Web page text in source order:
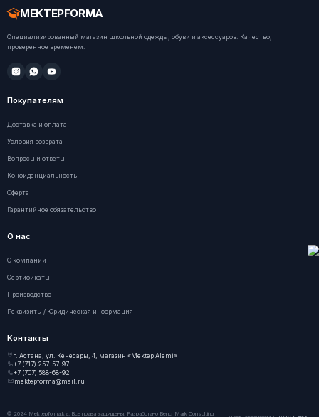
MEKTEPFORMA
Специализированный магазин школьной одежды, обуви и аксессуаров. Качество,
проверенное временем.
Покупателям
Доставка и оплата
Условия возврата
Вопросы и ответы
Конфиденциальность
Оферта
Гарантийное обязательство
О нас
О компании
Сертификаты
Производство
Реквизиты / Юридическая информация
Контакты
г. Астана, ул. Кенесары, 4, магазин «Mektep Alemi»
+7 (717) 257-57-97
+7 (707) 588-68-92
mektepforma@mail.ru
© 2024 Mektepforma.kz. Все права защищены. Разработано BenchMark Consulting